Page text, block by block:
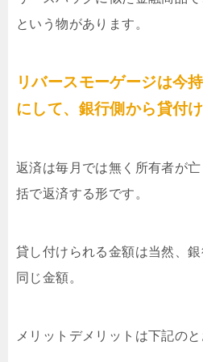
という物があります。
リバースモーゲージは今
にして、銀行側から貸付
返済は毎月では無く所有者が
括で返済する形です。
貸し付けられる金額は当然、
同じ金額。
メリットデメリットは下記のと